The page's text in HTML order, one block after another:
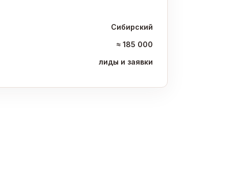
Сибирский
≈ 185 000
лиды и заявки